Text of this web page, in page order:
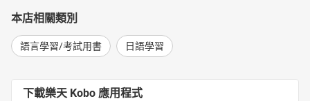
4-4 タクシーに乗る 搭計程車
第五章 食事 飲食
5-2 寿司 壽司
本店相關類別
語言學習/考試用書 日語學習
下載樂天 Kobo 應用程式